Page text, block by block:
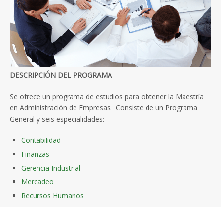
DESCRIPCIÓN DEL PROGRAMA
Se ofrece un programa de estudios para obtener la Maestría
en Administración de Empresas. Consiste de un Programa
General y seis especialidades:
Contabilidad
Finanzas
Gerencia Industrial
Mercadeo
Recursos Humanos